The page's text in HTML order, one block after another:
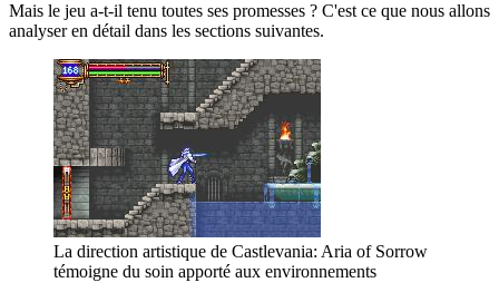
Mais le jeu a-t-il tenu toutes ses promesses ? C'est ce que nous allons
analyser en détail dans les sections suivantes.
La direction artistique de Castlevania: Aria of Sorrow
témoigne du soin apporté aux environnements